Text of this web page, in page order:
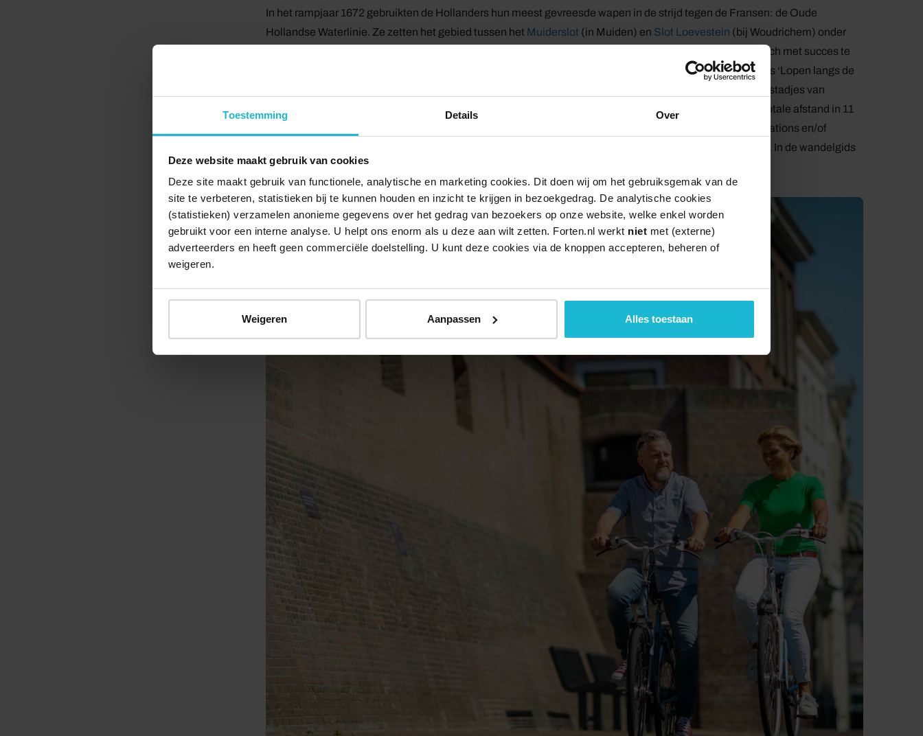
Toestemming Details Over
Deze website maakt gebruik van cookies
Deze site maakt gebruik van functionele, analytische en marketing cookies. Dit doen wij om het gebruiksgemak van de
site te verbeteren, statistieken bij te kunnen houden en inzicht te krijgen in bezoekgedrag. De analytische cookies
(statistieken) verzamelen anonieme gegevens over het gedrag van bezoekers op onze website, welke enkel worden
gebruikt voor een interne analyse. U helpt ons enorm als u deze aan wilt zetten. Forten.nl werkt niet met (externe)
adverteerders en heeft geen commerciële doelstelling. U kunt deze cookies via de knoppen accepteren, beheren of
weigeren.
Weigeren Aanpassen Alles toestaan
In het rampjaar 1672 gebruikten de Hollanders hun meest gevreesde wapen in de strijd tegen de Fransen: de Oude
Hollandse Waterlinie. Ze zetten het gebied tussen het Muiderslot (in Muiden) en Slot Loevestein (bij Woudrichem) onder
water. Dankzij dit ingenieuze stelsel van rivieren, gegraven waterwegen en vestingen slaagden ze er in zich met succes te
verdedigen tegen de vijand. Tijdens de ruim 170 km lange wandeling langs dit historisch erfgoed is de gids ‘Lopen langs de
Oude Hollandse Waterlinie’ de leidraad die je door polders en langs kronkelende rivieren en oude vestingstadjes van
Woudrichem naar Muiden loodst. De gids geeft een routebeschrijving in beide richtingen en verdeelt de totale afstand in 11
etappes die met het openbaar vervoer bereikbaar zijn. Ook de aan- en aflooproutes van en naar de treinstations en/of
bushaltes worden beschreven. De route gebruikt knooppunten maar heeft ook een eigen bewegwijzering. In de wandelgids
is de route beschreven in twee richtingen. Er is tevens een gpx-track beschikbaar.